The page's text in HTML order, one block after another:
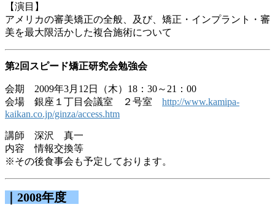
【演目】
アメリカの審美矯正の全般、及び、矯正・インプラント・審
美を最大限活かした複合施術について
第2回スピード矯正研究会勉強会
会期 2009年3月12日（木）18：30～21：00
会場 銀座１丁目会議室 ２号室 http://www.kamipa-
kaikan.co.jp/ginza/access.htm
講師 深沢 真一
内容 情報交換等
※その後食事会も予定しております。
｜2008年度